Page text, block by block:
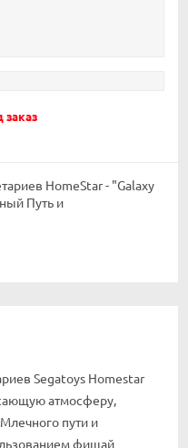
заказ
HomeStar - "Galaxy
Путь и
Segatoys Homestar
атмосферу,
пути и
фишай